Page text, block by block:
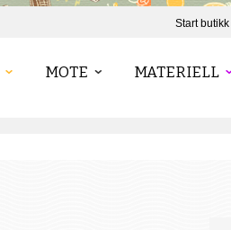
Start butikk
MOTE MATERIELL